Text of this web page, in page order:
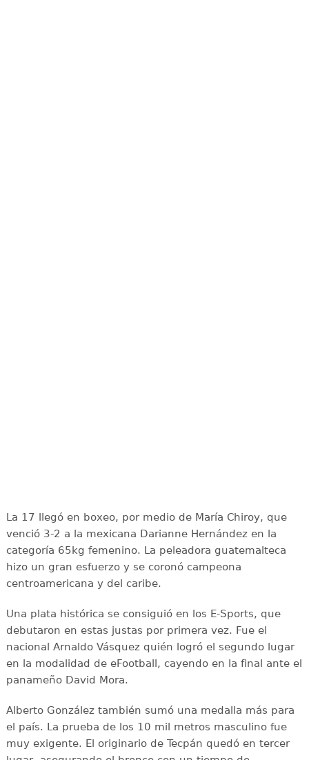
La 17 llegó en boxeo, por medio de María Chiroy, que
venció 3-2 a la mexicana Darianne Hernández en la
categoría 65kg femenino. La peleadora guatemalteca
hizo un gran esfuerzo y se coronó campeona
centroamericana y del caribe.
Una plata histórica se consiguió en los E-Sports, que
debutaron en estas justas por primera vez. Fue el
nacional Arnaldo Vásquez quién logró el segundo lugar
en la modalidad de eFootball, cayendo en la final ante el
panameño David Mora.
Alberto González también sumó una medalla más para
el país. La prueba de los 10 mil metros masculino fue
muy exigente. El originario de Tecpán quedó en tercer